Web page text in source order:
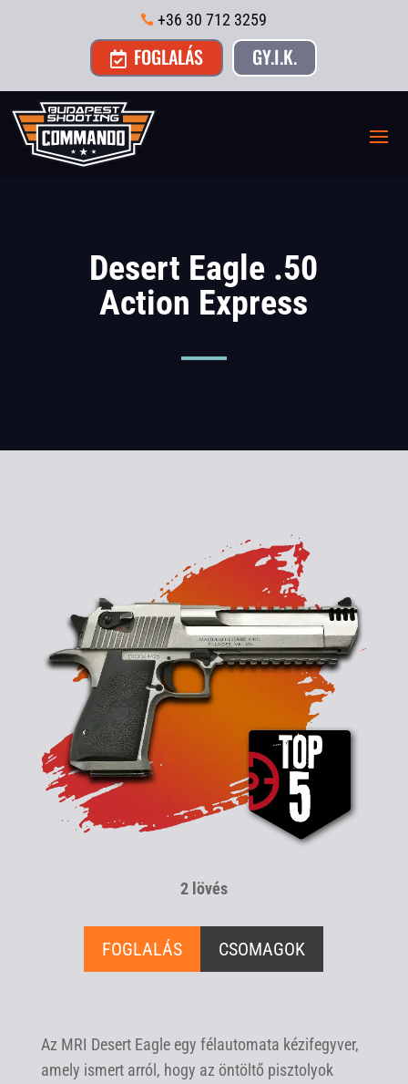
 +36 30 712 3259
 FOGLALÁS GY.I.K.
Desert Eagle .50
Action Express
2 lövés
FOGLALÁS CSOMAGOK
Az MRI Desert Eagle egy félautomata kézifegyver,
amely ismert arról, hogy az öntöltő pisztolyok